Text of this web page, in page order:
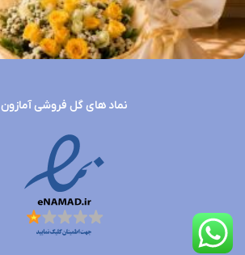
نماد های گل فروشی آمازون